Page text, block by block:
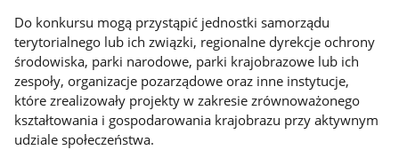
Do konkursu mogą przystąpić jednostki samorządu
terytorialnego lub ich związki, regionalne dyrekcje ochrony
środowiska, parki narodowe, parki krajobrazowe lub ich
zespoły, organizacje pozarządowe oraz inne instytucje,
które zrealizowały projekty w zakresie zrównoważonego
kształtowania i gospodarowania krajobrazu przy aktywnym
udziale społeczeństwa.